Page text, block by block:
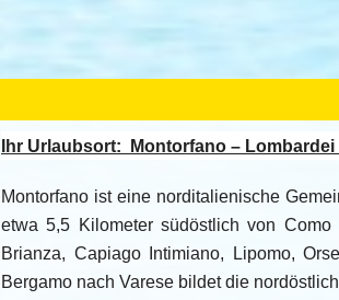
Ihr Urlaubsort: Montorfano – Lombardei
Montorfano ist eine norditalienische
etwa 5,5 Kilometer südöstlich von Como
Brianza, Capiago Intimiano, Lipomo,
Bergamo nach Varese bildet die